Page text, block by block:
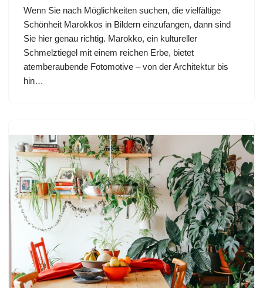
Wenn Sie nach Möglichkeiten suchen, die vielfältige
Schönheit Marokkos in Bildern einzufangen, dann sind
Sie hier genau richtig. Marokko, ein kultureller
Schmelztiegel mit einem reichen Erbe, bietet
atemberaubende Fotomotive – von der Architektur bis
hin…